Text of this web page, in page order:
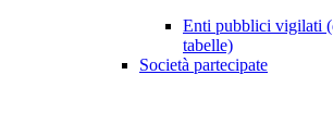
Enti pubblici vigilati
tabelle)
Società partecipate